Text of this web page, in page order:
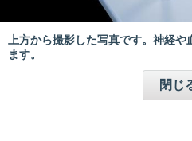
上方から撮影した写真です。神経
ます。
閉じ